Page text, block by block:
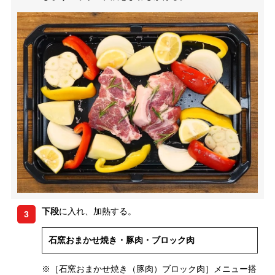
3 下段に入れ、加熱する。
石窯おまかせ焼き・豚肉・ブロック肉
※［石窯おまかせ焼き（豚肉）ブロック肉］メニュー搭